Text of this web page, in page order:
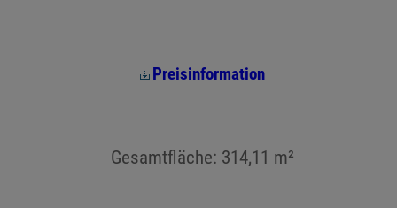
Preisinformation
Gesamtfläche: 314,11 m²